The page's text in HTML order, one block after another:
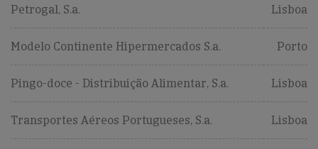
Petrogal, S.a. Lisboa
Modelo Continente Hipermercados S.a. Porto
Pingo-doce - Distribuição Alimentar, S.a. Lisboa
Transportes Aéreos Portugueses, S.a. Lisboa